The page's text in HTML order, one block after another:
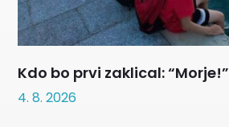
Kdo bo prvi zaklical: “Morje!”
4. 8. 2026